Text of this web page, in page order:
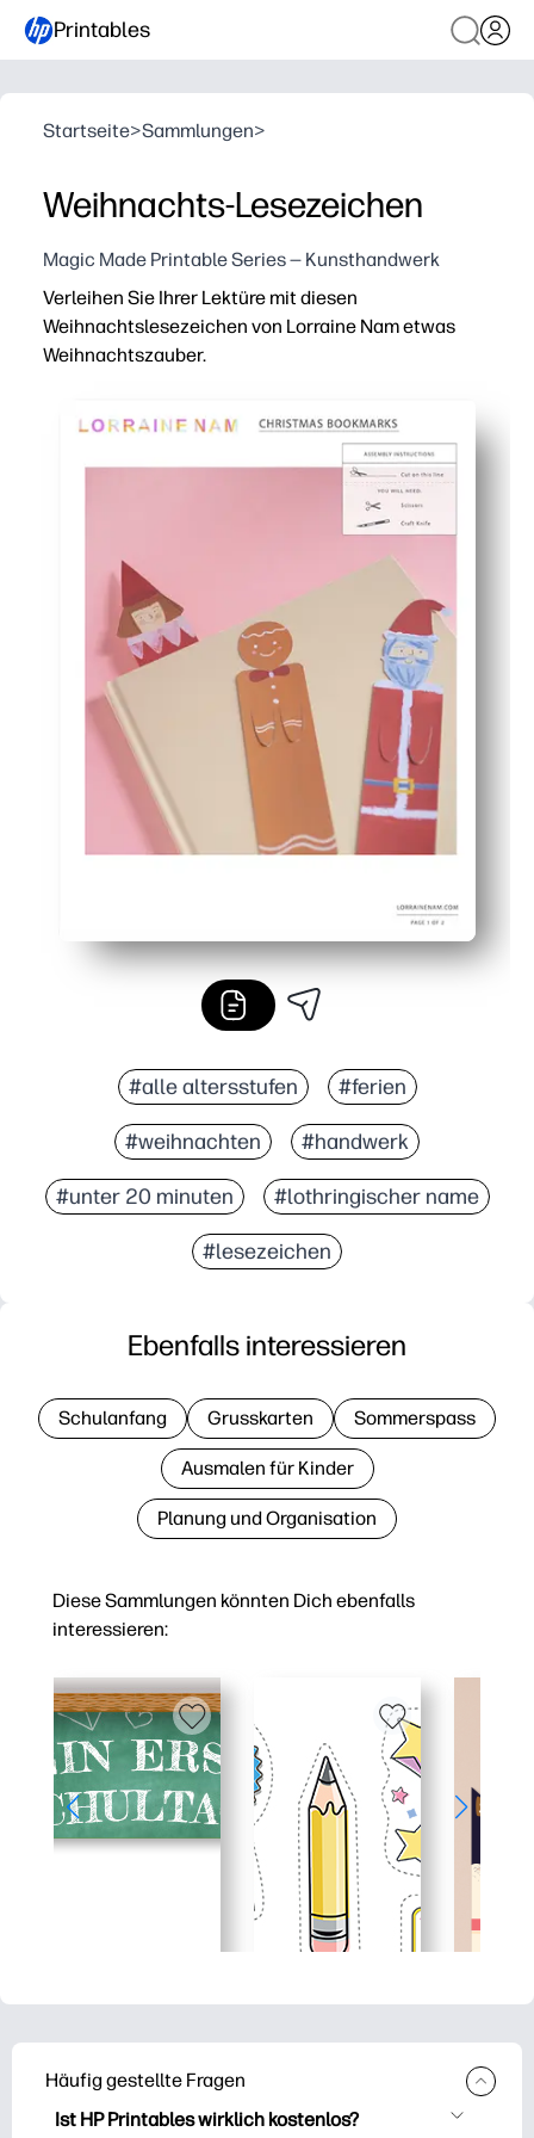
Printables
Startseite>Sammlungen>
Weihnachts-Lesezeichen
Magic Made Printable Series — Kunsthandwerk
Verleihen Sie Ihrer Lektüre mit diesen
Weihnachtslesezeichen von Lorraine Nam etwas
Weihnachtszauber.
Festliche, für Kinder zugelassene Designs sorgen
Vielseitig einsetzbar — als Lesezeichen,
Schnelles, praktisches Basteln, das Feinmotorik und
#alle altersstufen #ferien
#weihnachten #handwerk
#unter 20 minuten #lothringischer name
#lesezeichen
Diese Sammlungen könnten Dich ebenfalls
interessieren:
Ebenfalls interessieren
Schulanfang Grusskarten Sommerspass
Ausmalen für Kinder
Planung und Organisation
Häufig gestellte Fragen
Ist HP Printables wirklich kostenlos?